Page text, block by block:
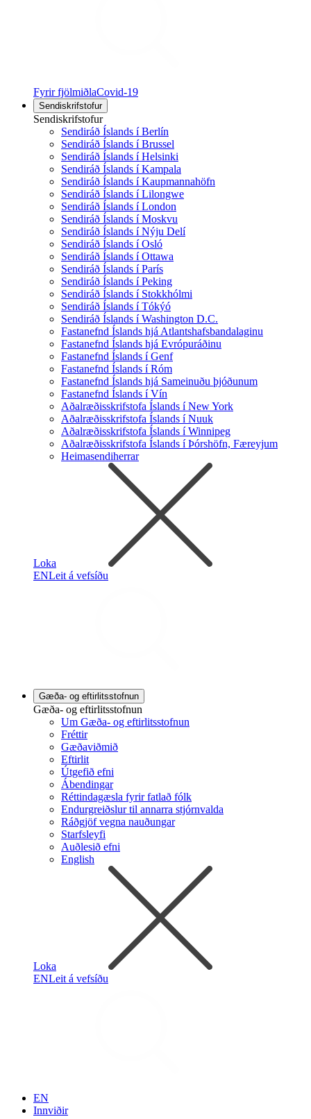
Fyrir fjölmiðlaCovid-19
Sendiskrifstofur
Sendiskrifstofur
Sendiráð Íslands í Berlín
Sendiráð Íslands í Brussel
Sendiráð Íslands í Helsinki
Sendiráð Íslands í Kampala
Sendiráð Íslands í Kaupmannahöfn
Sendiráð Íslands í Lilongwe
Sendiráð Íslands í London
Sendiráð Íslands í Moskvu
Sendiráð Íslands í Nýju Delí
Sendiráð Íslands í Osló
Sendiráð Íslands í Ottawa
Sendiráð Íslands í París
Sendiráð Íslands í Peking
Sendiráð Íslands í Stokkhólmi
Sendiráð Íslands í Tókýó
Sendiráð Íslands í Washington D.C.
Fastanefnd Íslands hjá Atlantshafsbandalaginu
Fastanefnd Íslands hjá Evrópuráðinu
Fastanefnd Íslands í Genf
Fastanefnd Íslands í Róm
Fastanefnd Íslands hjá Sameinuðu þjóðunum
Fastanefnd Íslands í Vín
Aðalræðisskrifstofa Íslands í New York
Aðalræðisskrifstofa Íslands í Nuuk
Aðalræðisskrifstofa Íslands í Winnipeg
Aðalræðisskrifstofa Íslands í Þórshöfn, Færeyjum
Heimasendiherrar
Loka
ENLeit á vefsíðu
Gæða- og eftirlitsstofnun
Gæða- og eftirlitsstofnun
Um Gæða- og eftirlitsstofnun
Fréttir
Gæðaviðmið
Eftirlit
Útgefið efni
Ábendingar
Réttindagæsla fyrir fatlað fólk
Endurgreiðslur til annarra stjórnvalda
Ráðgjöf vegna nauðungar
Starfsleyfi
Auðlesið efni
English
Loka
ENLeit á vefsíðu
EN
Innviðir